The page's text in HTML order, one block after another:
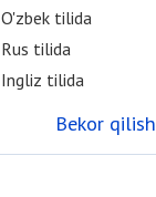
O'zbek tilida
Rus tilida
Ingliz tilida
Bekor qilish